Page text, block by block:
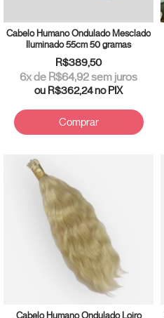
Cabelo Humano Ondulado Mesclado
Iluminado 55cm 50 gramas
R$389,50
6x de R$64,92sem juros
ou R$362,24no PIX
Comprar
Cabelo Humano Ondulado Loiro